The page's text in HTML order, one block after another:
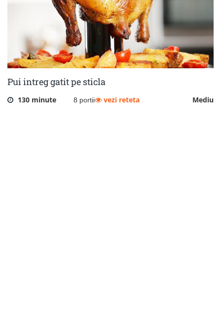
Pui intreg gatit pe sticla
130 minute 8 portii Mediu
vezi reteta